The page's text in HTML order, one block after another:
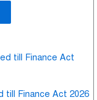
till Finance Act
till Finance Act 2026